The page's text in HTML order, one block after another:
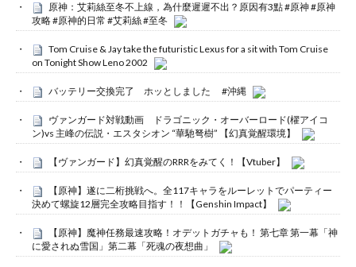
原神：艾莉絲至冬不上線，為什麼遲遲不出？原因有3點 #原神 #原神
攻略 #原神的日常 #艾莉絲 #至冬
Tom Cruise & Jay take the futuristic Lexus for a sit with Tom Cruise
on Tonight Show Leno 2002
バッテリー交換完了 ホッとしました #沖縄
ヴァンガード対戦動画 ドラゴニック・オーバーロード(櫂アイコ
ン)vs 主峰の伝説・エスタシオン “華馳弩樹” 【幻真覚醒環境】
【ヴァンガード】幻真覚醒のRRRをみてく！【Vtuber】
【原神】遂に二桁挑戦へ。全117キャラをルーレットでパーティー
決めて螺旋12層完全攻略目指す！！【Genshin Impact】
【原神】魔神任務最速攻略！オデットガチャも！ 第七章 第一幕「神
に愛されぬ雪国」第二幕「死魂の夜想曲」